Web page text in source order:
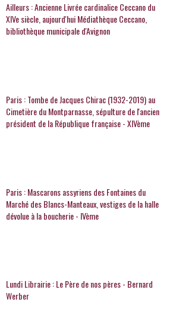
Ailleurs : Ancienne Livrée cardinalice Ceccano du
XIVe siècle, aujourd'hui Médiathèque Ceccano,
bibliothèque municipale d'Avignon
Paris : Tombe de Jacques Chirac (1932-2019) au
Cimetière du Montparnasse, sépulture de l'ancien
président de la République française - XIVème
Paris : Mascarons assyriens des Fontaines du
Marché des Blancs-Manteaux, vestiges de la halle
dévolue à la boucherie - IVème
Lundi Librairie : Le Père de nos pères - Bernard
Werber